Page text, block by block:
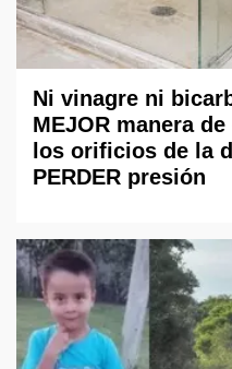
Ni vinagre ni
MEJOR manera
los orificios de la
PERDER presión